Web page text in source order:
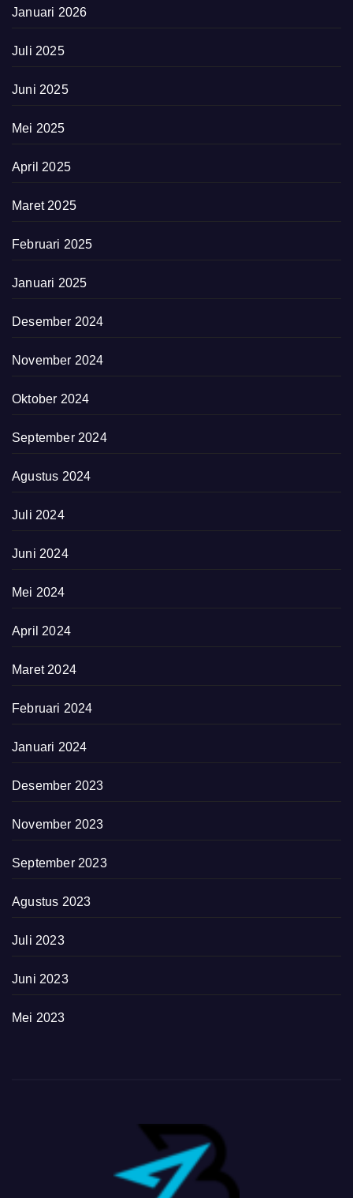
Januari 2026
Juli 2025
Juni 2025
Mei 2025
April 2025
Maret 2025
Februari 2025
Januari 2025
Desember 2024
November 2024
Oktober 2024
September 2024
Agustus 2024
Juli 2024
Juni 2024
Mei 2024
April 2024
Maret 2024
Februari 2024
Januari 2024
Desember 2023
November 2023
September 2023
Agustus 2023
Juli 2023
Juni 2023
Mei 2023